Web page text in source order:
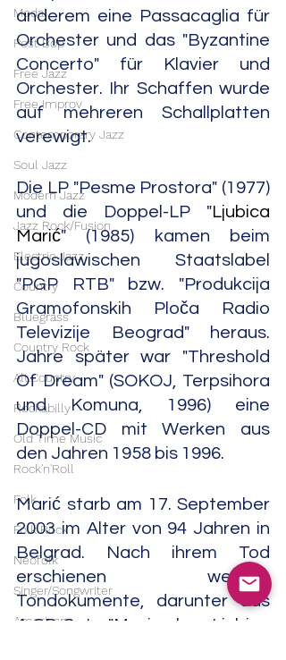
Modal
Post Bop
Free Jazz
Free Improv
Contemporary Jazz
Soul Jazz
Modern Jazz
Jazz Rock/Fusion
Electric Jazz
Country
Bluegrass
Country Rock
Alt.Country
Rockabilly
Old Time Music
Rock'n'Roll
Folk
Folk Rock
Neofolk
Singer/Songwriter
Americana
anderem eine Passacaglia für
Orchester und das "Byzantine
Concerto" für Klavier und
Orchester. Ihr Schaffen wurde
auf mehreren Schallplatten
verewigt.
Die LP "Pesme Prostora" (1977)
und die Doppel-LP "Ljubica
Marić" (1985) kamen beim
jugoslawischen Staatslabel
"PGP RTB" bzw. "Produkcija
Gramofonskih Ploča Radio
Televizije Beograd" heraus.
Jahre später war "Threshold
Of Dream" (SOKOJ, Terpsihora
und Komuna, 1996) eine
Doppel-CD mit Werken aus
den Jahren 1958 bis 1996.
Marić starb am 17. September
2003 im Alter von 94 Jahren in
Belgrad. Nach ihrem Tod
erschienen weitere
Tondokumente, darunter das
4-CD-Set "Music by Ljubica